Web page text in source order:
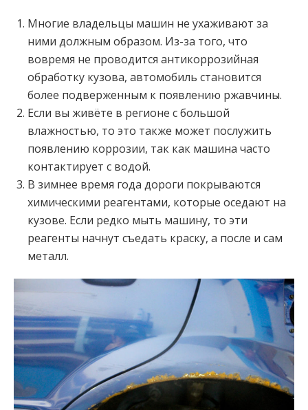
Многие владельцы машин не ухаживают за
ними должным образом. Из-за того, что
вовремя не проводится антикоррозийная
обработку кузова, автомобиль становится
более подверженным к появлению ржавчины.
Если вы живёте в регионе с большой
влажностью, то это также может послужить
появлению коррозии, так как машина часто
контактирует с водой.
В зимнее время года дороги покрываются
химическими реагентами, которые оседают на
кузове. Если редко мыть машину, то эти
реагенты начнут съедать краску, а после и сам
металл.